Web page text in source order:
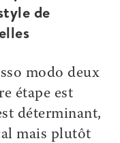
de
modo deux
étape est
déterminant,
mais plutôt